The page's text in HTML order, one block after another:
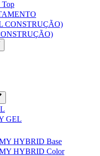
CONSTRUÇÃO)
GEL
HYBRID Base
HYBRID Color